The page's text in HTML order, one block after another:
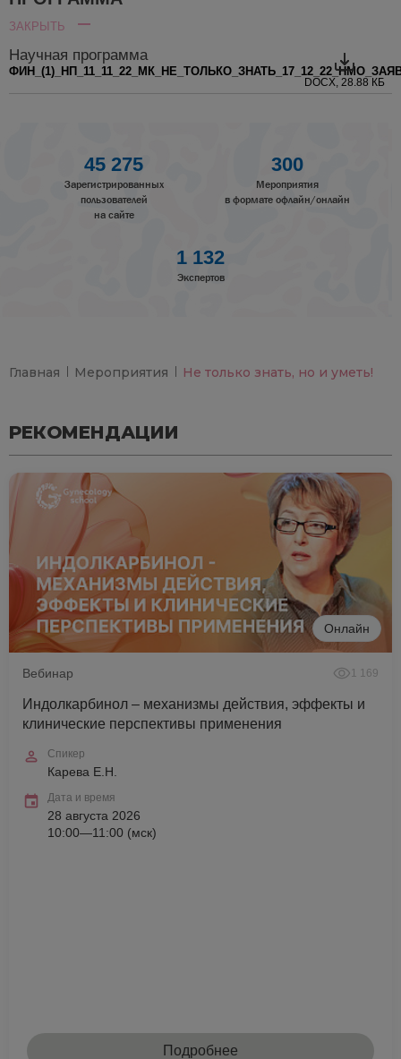
ЗАКРЫТЬ
Научная программа
DOCX, 28.88 КБ
45 275
Зарегистрированных
пользователей
на сайте
300
Мероприятия
в формате офлайн/онлайн
1 132
Экспертов
Главная Мероприятия Не только знать, но и уметь!
РЕКОМЕНДАЦИИ
Онлайн
Вебинар 1 169
Индолкарбинол – механизмы действия, эффекты и
клинические перспективы применения
Спикер
Карева Е.Н.
Дата и время
28 августа 2026
10:00—11:00 (мск)
Подробнее